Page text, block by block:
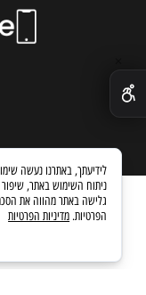
ניתוח השימוש באתר,
גלישה באתר מהווה את
הפרטיות. מדיניות הפרטיות